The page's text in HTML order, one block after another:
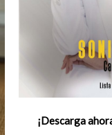
¡Descarga